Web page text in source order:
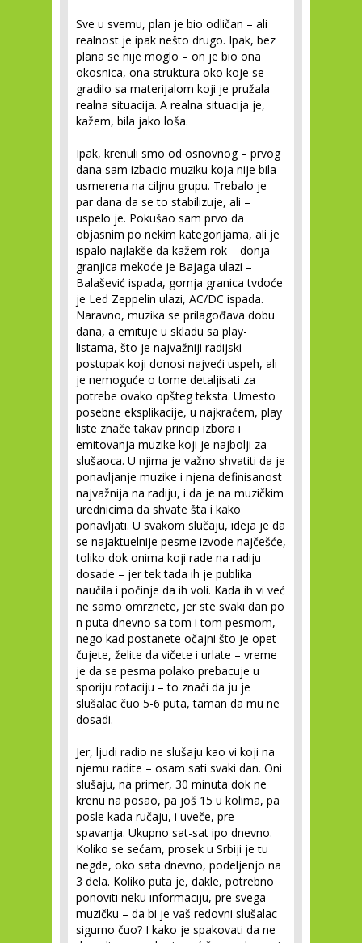
Sve u svemu, plan je bio odličan – ali
realnost je ipak nešto drugo. Ipak, bez
plana se nije moglo – on je bio ona
okosnica, ona struktura oko koje se
gradilo sa materijalom koji je pružala
realna situacija. A realna situacija je,
kažem, bila jako loša.
Ipak, krenuli smo od osnovnog – prvog
dana sam izbacio muziku koja nije bila
usmerena na ciljnu grupu. Trebalo je
par dana da se to stabilizuje, ali –
uspelo je. Pokušao sam prvo da
objasnim po nekim kategorijama, ali je
ispalo najlakše da kažem rok – donja
granjica mekoće je Bajaga ulazi –
Balašević ispada, gornja granica tvdoće
je Led Zeppelin ulazi, AC/DC ispada.
Naravno, muzika se prilagođava dobu
dana, a emituje u skladu sa play-
listama, što je najvažniji radijski
postupak koji donosi najveći uspeh, ali
je nemoguće o tome detaljisati za
potrebe ovako opšteg teksta. Umesto
posebne eksplikacije, u najkraćem, play
liste znače takav princip izbora i
emitovanja muzike koji je najbolji za
slušaoca. U njima je važno shvatiti da je
ponavljanje muzike i njena definisanost
najvažnija na radiju, i da je na muzičkim
urednicima da shvate šta i kako
ponavljati. U svakom slučaju, ideja je da
se najaktuelnije pesme izvode najčešće,
toliko dok onima koji rade na radiju
dosade – jer tek tada ih je publika
naučila i počinje da ih voli. Kada ih vi već
ne samo omrznete, jer ste svaki dan po
n puta dnevno sa tom i tom pesmom,
nego kad postanete očajni što je opet
čujete, želite da vičete i urlate – vreme
je da se pesma polako prebacuje u
sporiju rotaciju – to znači da ju je
slušalac čuo 5-6 puta, taman da mu ne
dosadi.
Jer, ljudi radio ne slušaju kao vi koji na
njemu radite – osam sati svaki dan. Oni
slušaju, na primer, 30 minuta dok ne
krenu na posao, pa još 15 u kolima, pa
posle kada ručaju, i uveče, pre
spavanja. Ukupno sat-sat ipo dnevno.
Koliko se sećam, prosek u Srbiji je tu
negde, oko sata dnevno, podeljenjo na
3 dela. Koliko puta je, dakle, potrebno
ponoviti neku informaciju, pre svega
muzičku – da bi je vaš redovni slušalac
sigurno čuo? I kako je spakovati da ne